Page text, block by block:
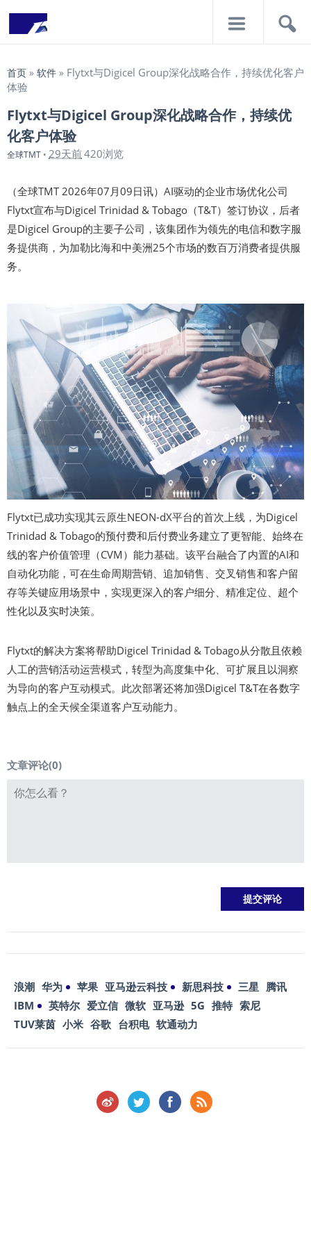
首页 » 软件 » Flytxt与Digicel Group深化战略合作，持续优化客户
体验
Flytxt与Digicel Group深化战略合作，持续优
化客户体验
全球TMT • 29天前420浏览
（全球TMT 2026年07月09日讯）AI驱动的企业市场优化公司
Flytxt宣布与Digicel Trinidad & Tobago（T&T）签订协议，后者
是Digicel Group的主要子公司，该集团作为领先的电信和数字服
务提供商，为加勒比海和中美洲25个市场的数百万消费者提供服
务。
Flytxt已成功实现其云原生NEON-dX平台的首次上线，为Digicel
Trinidad & Tobago的预付费和后付费业务建立了更智能、始终在
线的客户价值管理（CVM）能力基础。该平台融合了内置的AI和
自动化功能，可在生命周期营销、追加销售、交叉销售和客户留
存等关键应用场景中，实现更深入的客户细分、精准定位、超个
性化以及实时决策。
Flytxt的解决方案将帮助Digicel Trinidad & Tobago从分散且依赖
人工的营销活动运营模式，转型为高度集中化、可扩展且以洞察
为导向的客户互动模式。此次部署还将加强Digicel T&T在各数字
触点上的全天候全渠道客户互动能力。
文章评论(0)
浪潮 华为 苹果 亚马逊云科技 新思科技 三星 腾讯
IBM
英特尔 爱立信 微软 亚马逊 5G 推特 索尼
TUV莱茵 小米 谷歌 台积电 软通动力